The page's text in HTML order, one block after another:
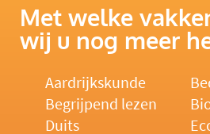
Met welke
wij u nog meer
Aardrijkskunde
Begrijpend lezen
Duits